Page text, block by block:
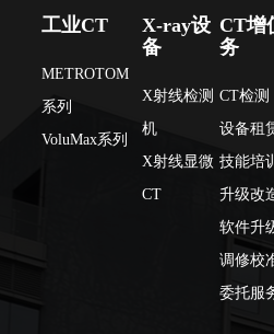
工业CT
METROTOM
系列
VoluMax系列
X-ray设
备
X射线检测
机
X射线显微
CT
CT增
务
CT检测
设备租
技能培
升级改
软件升
调修校
委托服